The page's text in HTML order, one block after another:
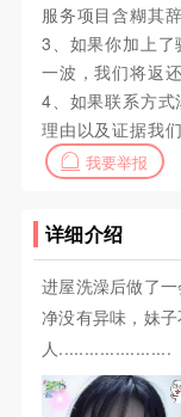
服务项目含糊其
3、如果你加上
一波，我们将返
4、如果联系方
理由以及证据我
我要举报
详细介绍
进屋洗澡后做了
净没有异味，妹
人......................